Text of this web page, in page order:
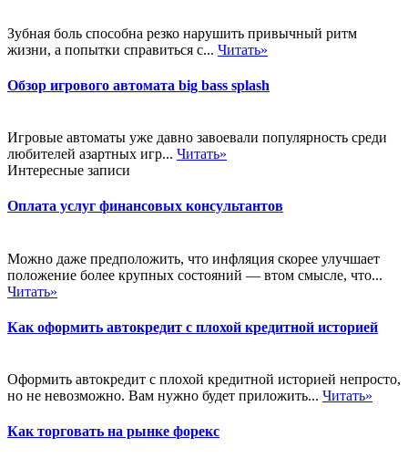
Зубная боль способна резко нарушить привычный ритм
жизни, а попытки справиться с... Читать»
Обзор игрового автомата big bass splash
Игровые автоматы уже давно завоевали популярность среди
любителей азартных игр... Читать»
Интересные записи
Оплата услуг финансовых консультантов
Можно даже предположить, что инфляция скорее улучшает
положение более крупных состояний — втом смысле, что...
Читать»
Как оформить автокредит с плохой кредитной историей
Оформить автокредит с плохой кредитной историей непросто,
но не невозможно. Вам нужно будет приложить... Читать»
Как торговать на рынке форекс